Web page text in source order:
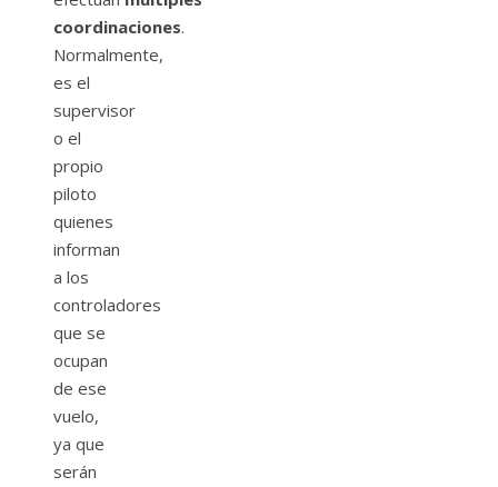
coordinaciones.
Normalmente,
es el
supervisor
o el
propio
piloto
quienes
informan
a los
controladores
que se
ocupan
de ese
vuelo,
ya que
serán